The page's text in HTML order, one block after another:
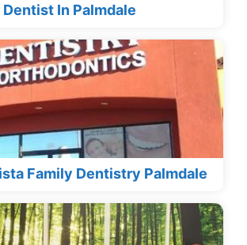
Dentist In Palmdale
Family Dentistry Palmdale